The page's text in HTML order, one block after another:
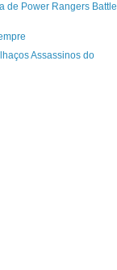
de Power Rangers Battle
Assassinos do